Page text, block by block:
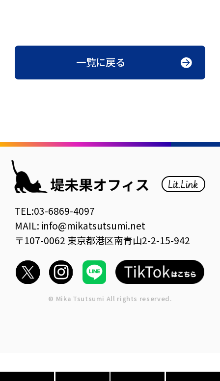
一覧に戻る
TEL:03-6869-4097
MAIL: info@mikatsutsumi.net
〒107-0062 東京都港区南青山2-2-15-942
© Mika Tsutsumi All rights reserved.